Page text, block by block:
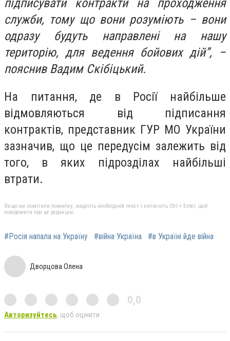
підписувати контракти на проходження
служби, тому що вони розуміють – вони
одразу будуть направлені на нашу
територію, для ведення бойових дій”, –
пояснив Вадим Скібіцький.
На питання, де в Росії найбільше
відмовляються від підписання
контрактів, представник ГУР МО України
зазначив, що це передусім залежить від
того, в яких підрозділах найбільші
втрати.
Якщо ви помітили помилку, виділіть необхідний текст і натисніть Ctrl + Enter, щоб
повідомити про це редакцію
#Росія напала на Україну #війна Україна #в Україні йде війна
Дворцова Олена
0,0
Авторизуйтесь, щоб оцінити